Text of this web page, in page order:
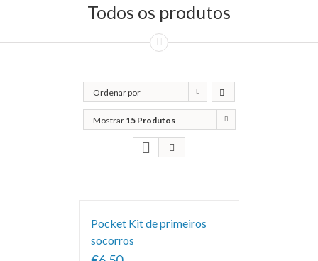
Todos os produtos
Ordenar por
Popularidade
Mostrar 15 Produtos
Pocket Kit de primeiros
socorros